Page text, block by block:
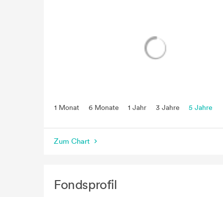
1 Monat 6 Monate 1 Jahr 3 Jahre 5 Jahre
Zum Chart
Fondsprofil